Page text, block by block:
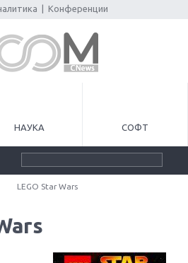
Конференции
НАУКА СОФТ
LEGO Star Wars